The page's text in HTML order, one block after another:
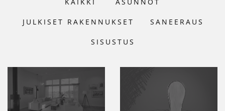
JULKISET RAKENNUKSET SANEERAUS
SISUSTUS